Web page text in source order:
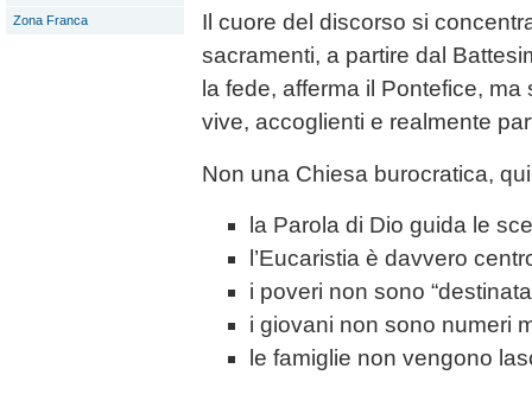
Zona Franca
Il cuore del discorso si
sacramenti, a partire dal
la fede, afferma il Pontefice,
vive, accoglienti e realmente
Non una Chiesa burocratica,
la Parola di Dio guida le
l’Eucaristia è davvero
i poveri non sono
i giovani non sono numeri
le famiglie non vengono